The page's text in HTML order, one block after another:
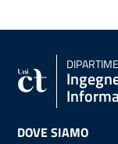
DOVE SIAMO